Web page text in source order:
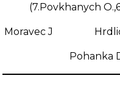
(7.Povkhanych
Moravec J Hrdlic